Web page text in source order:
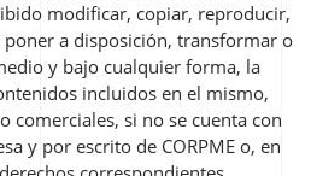
modificar, copiar, reproducir,
a disposición, transformar o
y bajo cualquier forma, la
incluidos en el mismo,
comerciales, si no se cuenta con
y por escrito de CORPME o, en